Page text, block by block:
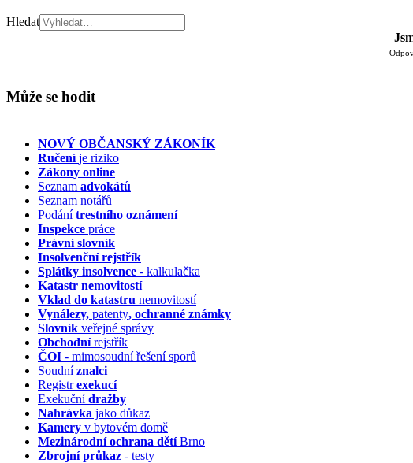
Hledat
Může se hodit
NOVÝ OBČANSKÝ ZÁKONÍK
Ručeníje riziko
Zákony online
Seznam advokátů
Seznam notářů
Podánítrestního oznámení
Inspekce práce
Právní slovník
Insolvenčnírejstřík
Splátky insolvence - kalkulačka
Katastr nemovitostí
Vklad do katastru nemovitostí
Vynálezy, patenty, ochranné známky
Slovník veřejné správy
Obchodnírejstřík
ČOI - mimosoudní řešení sporů
Soudníznalci
Registrexekucí
Exekučnídražby
Nahrávka jako důkaz
Kamery v bytovém domě
Mezinárodní ochrana dětíBrno
Zbrojní průkaz - testy